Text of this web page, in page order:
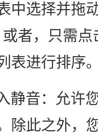
中选择并拖
者，只需
表进行排序
静音：允许
除此之外，